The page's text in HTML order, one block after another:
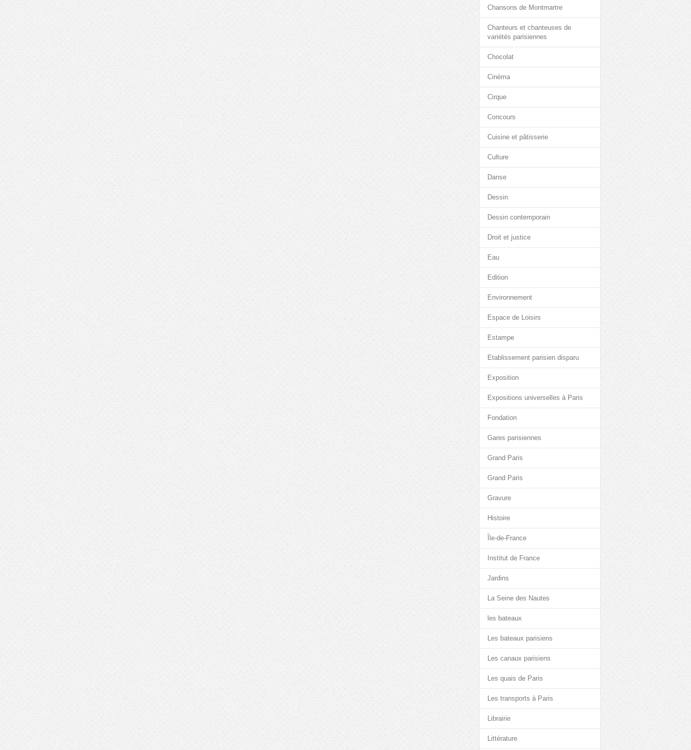
Chansons de Montmartre
Chanteurs et chanteuses de
variétés parisiennes
Chocolat
Cinéma
Cirque
Concours
Cuisine et pâtisserie
Culture
Danse
Dessin
Dessin contemporain
Droit et justice
Eau
Edition
Environnement
Espace de Loisirs
Estampe
Etablissement parisien disparu
Exposition
Expositions universelles à Paris
Fondation
Gares parisiennes
Grand Paris
Grand Paris
Gravure
Histoire
Île-de-France
Institut de France
Jardins
La Seine des Nautes
les bateaux
Les bateaux parisiens
Les canaux parisiens
Les quais de Paris
Les transports à Paris
Librairie
Littérature